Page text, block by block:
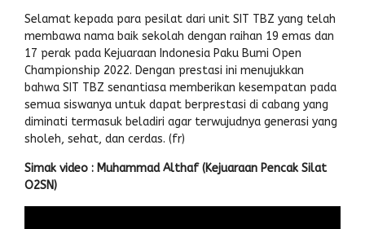
Selamat kepada para pesilat dari unit SIT TBZ yang telah
membawa nama baik sekolah dengan raihan 19 emas dan
17 perak pada Kejuaraan Indonesia Paku Bumi Open
Championship 2022. Dengan prestasi ini menujukkan
bahwa SIT TBZ senantiasa memberikan kesempatan pada
semua siswanya untuk dapat berprestasi di cabang yang
diminati termasuk beladiri agar terwujudnya generasi yang
sholeh, sehat, dan cerdas. (fr)
Simak video : Muhammad Althaf (Kejuaraan Pencak Silat
O2SN)